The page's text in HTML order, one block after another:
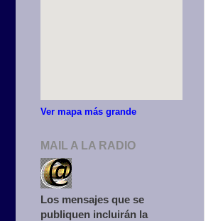
Ver mapa más grande
MAIL A LA RADIO
Los mensajes que se
publiquen incluirán la